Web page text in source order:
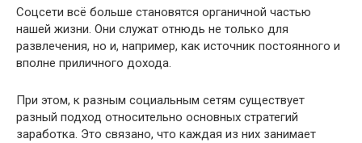
Соцсети всё больше становятся органичной частью
нашей жизни. Они служат отнюдь не только для
развлечения, но и, например, как источник постоянного и
вполне приличного дохода.
При этом, к разным социальным сетям существует
разный подход относительно основных стратегий
заработка. Это связано, что каждая из них занимает